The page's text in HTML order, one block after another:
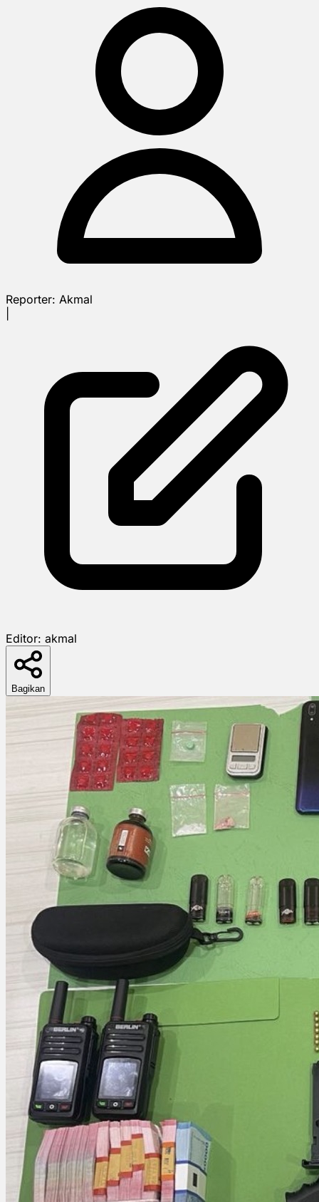
Reporter: Akmal
Editor: akmal
Bagikan